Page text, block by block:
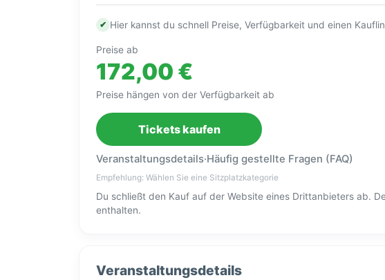
✔ Hier kannst du schnell Preise, Verfügbarkeit und einen
Preise ab
172,00 €
Preise hängen von der Verfügbarkeit ab
Tickets kaufen
Veranstaltungsdetails·Häufig gestellte Fragen (FAQ)
Empfehlung: Wählen Sie eine Sitzplatzkategorie
Du schließt den Kauf auf der Website eines Drittanbieters ab.
enthalten.
Veranstaltungsdetails